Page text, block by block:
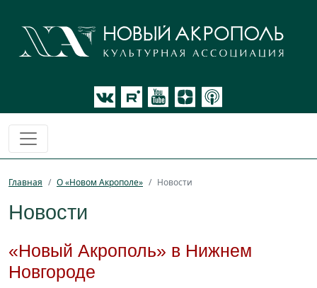
Главная О «Новом Акрополе» Новости
Новости
«Новый Акрополь» в Нижнем
Новгороде